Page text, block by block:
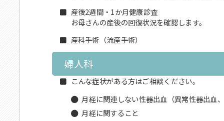
産後2週間・1か月健康診査
お母さんの産後の回復状況を確認します。
産科手術（流産手術）
婦人科
こんな症状がある方はご相談ください。
月経に関連しない性器出血（異常性器出血
月経に関すること